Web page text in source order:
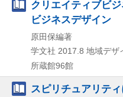
クリエイティブビ
ビジネスデザイン
原田保編著
学文社 2017.8 地域デザ
所蔵館96館
スピリチュアリテ